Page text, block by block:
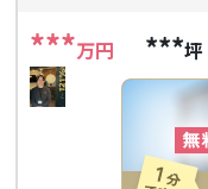
***万円 ***坪